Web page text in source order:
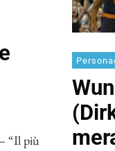
“Il più